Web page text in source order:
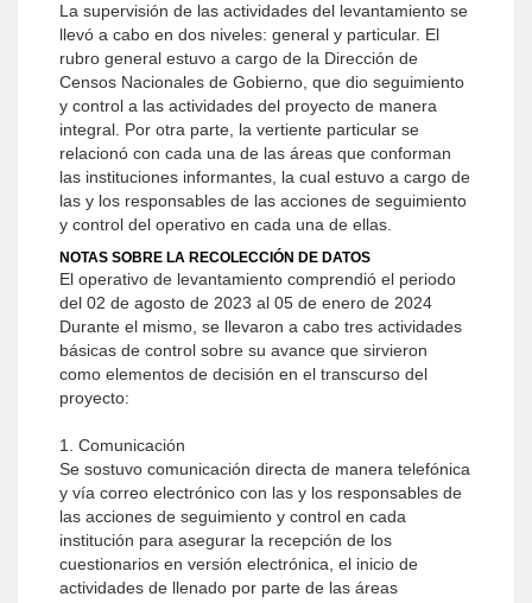
La supervisión de las actividades del levantamiento se
llevó a cabo en dos niveles: general y particular. El
rubro general estuvo a cargo de la Dirección de
Censos Nacionales de Gobierno, que dio seguimiento
y control a las actividades del proyecto de manera
integral. Por otra parte, la vertiente particular se
relacionó con cada una de las áreas que conforman
las instituciones informantes, la cual estuvo a cargo de
las y los responsables de las acciones de seguimiento
y control del operativo en cada una de ellas.
NOTAS SOBRE LA RECOLECCIÓN DE DATOS
El operativo de levantamiento comprendió el periodo
del 02 de agosto de 2023 al 05 de enero de 2024
Durante el mismo, se llevaron a cabo tres actividades
básicas de control sobre su avance que sirvieron
como elementos de decisión en el transcurso del
proyecto:
1. Comunicación
Se sostuvo comunicación directa de manera telefónica
y vía correo electrónico con las y los responsables de
las acciones de seguimiento y control en cada
institución para asegurar la recepción de los
cuestionarios en versión electrónica, el inicio de
actividades de llenado por parte de las áreas